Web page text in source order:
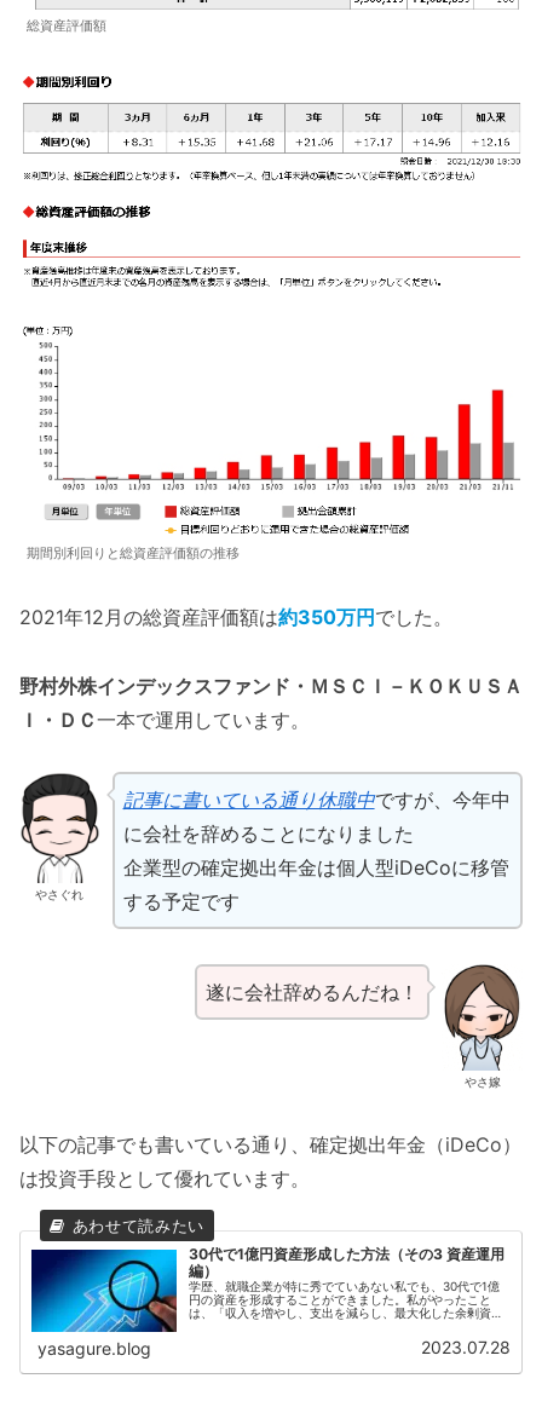
総資産評価額
期間別利回りと総資産評価額の推移
2021年12月の総資産評価額は約350万円 でした。
野村外株インデックスファンド・ＭＳＣＩ－ＫＯＫＵＳＡ
Ｉ・ＤＣ一本で運用しています。
やさぐれ
記事に書いている通り休職中ですが、今年中
に会社を辞めることになりました
企業型の確定拠出年金は個人型iDeCoに移管
する予定です
やさ嫁
遂に会社辞めるんだね！
以下の記事でも書いている通り、確定拠出年金（iDeCo）
は投資手段として優れています。
30代で1億円資産形成した方法（その3 資産運用
編）
学歴、就職企業が特に秀でていあない私でも、30代で1億
円の資産を形成することができました。私がやったこと
は、「収入を増やし、支出を減らし、最大化した余剰資金
yasagure.blog 2023.07.28